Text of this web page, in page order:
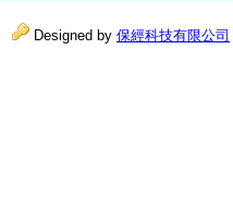
Designed by 保經科技有限公司